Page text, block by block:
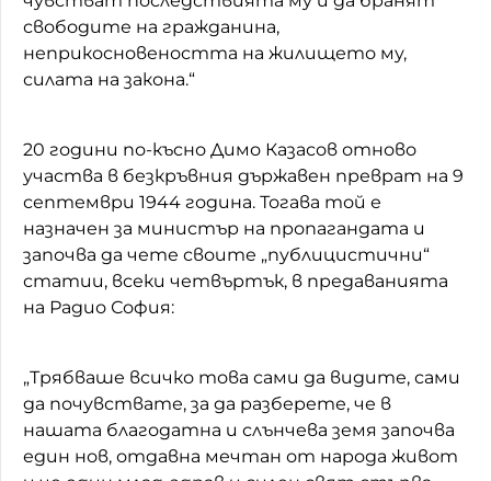
свободите на гражданина,
неприкосновеността на жилището му,
силата на закона.“
20 години по-късно Димо Казасов отново
участва в безкръвния държавен преврат на 9
септември 1944 година. Тогава той е
назначен за министър на пропагандата и
започва да чете своите „публицистични“
статии, всеки четвъртък, в предаванията
на Радио София:
„Трябваше всичко това сами да видите, сами
да почувствате, за да разберете, че в
нашата благодатна и слънчева земя започва
един нов, отдавна мечтан от народа живот